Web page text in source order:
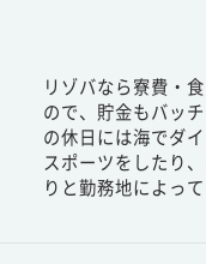
リゾバなら寮費・
ので、貯金もバッ
の休日には海でダ
スポーツをしたり
りと勤務地によっ